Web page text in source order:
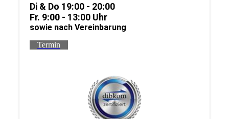
Di & Do 19:00 - 20:00
Fr. 9:00 - 13:00 Uhr
sowie nach Vereinbarung
Termin